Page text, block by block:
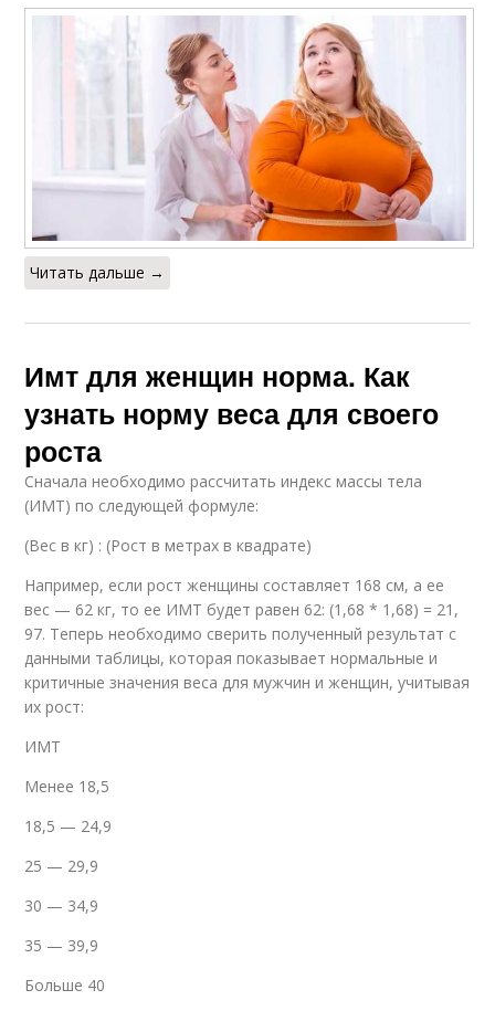
Читать дальше →
Имт для женщин норма. Как
узнать норму веса для своего
роста
Сначала необходимо рассчитать индекс массы тела
(ИМТ) по следующей формуле:
(Вес в кг) : (Рост в метрах в квадрате)
Например, если рост женщины составляет 168 см, а ее
вес — 62 кг, то ее ИМТ будет равен 62: (1,68 * 1,68) = 21,
97. Теперь необходимо сверить полученный результат с
данными таблицы, которая показывает нормальные и
критичные значения веса для мужчин и женщин, учитывая
их рост:
ИМТ
Менее 18,5
18,5 — 24,9
25 — 29,9
30 — 34,9
35 — 39,9
Больше 40